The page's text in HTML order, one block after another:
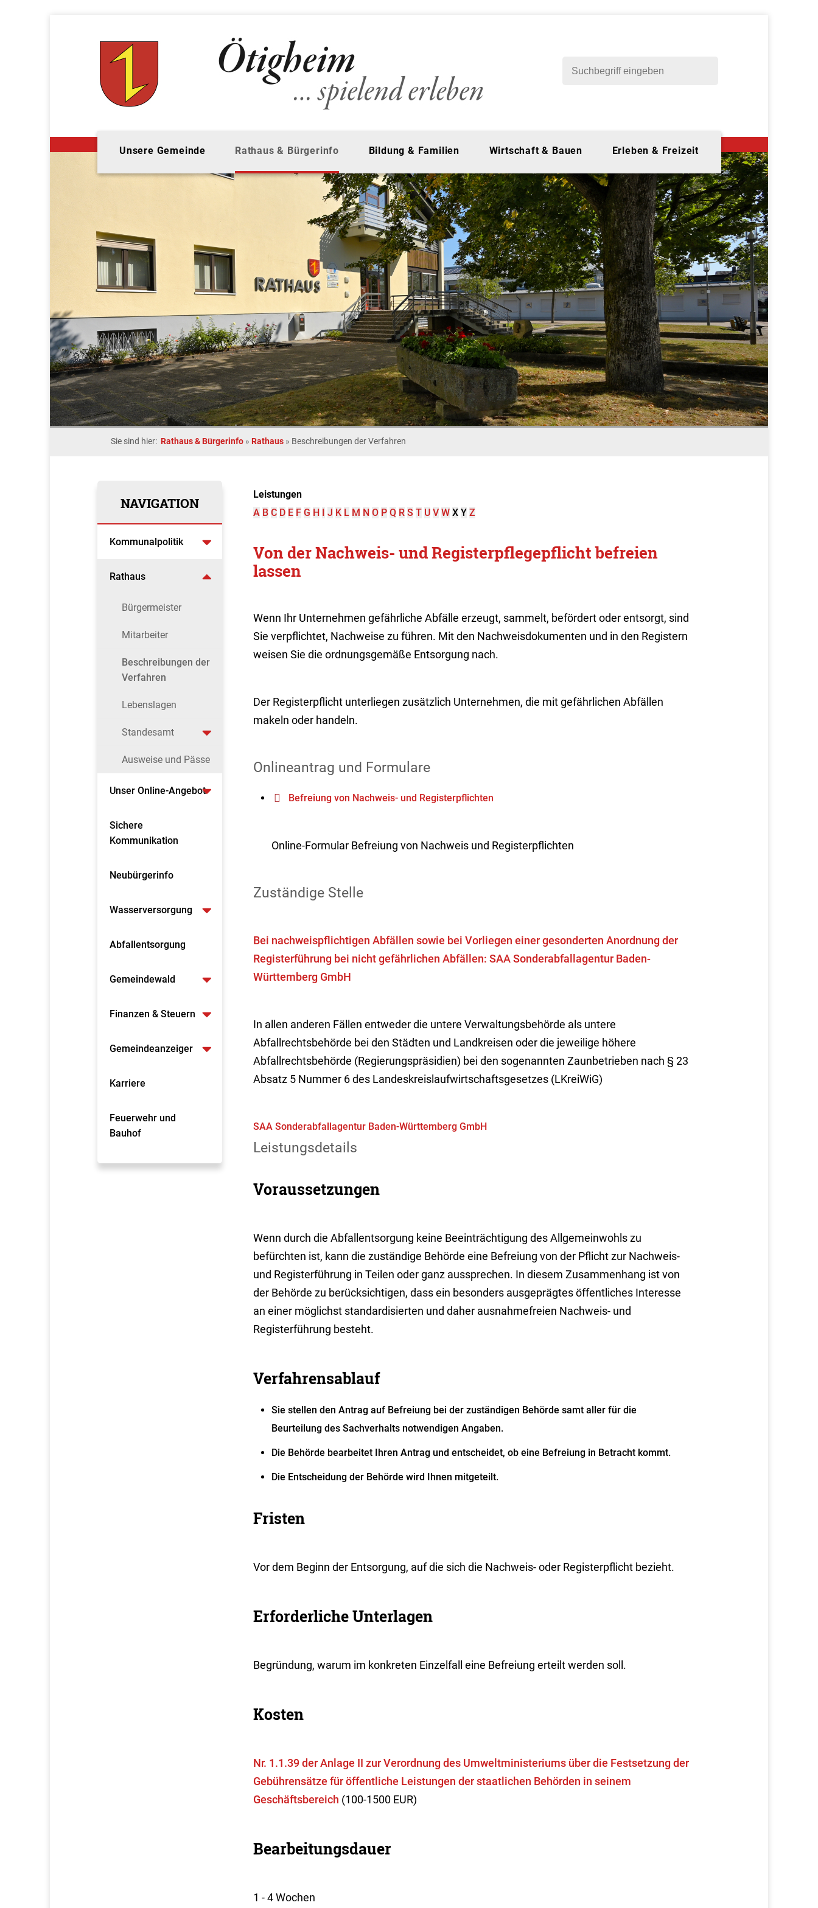
Unsere Gemeinde Rathaus & Bürgerinfo Bildung & Familien Wirtschaft & Bauen Erleben & Freizeit
Sie sind hier: Rathaus & Bürgerinfo » Rathaus » Beschreibungen der Verfahren
NAVIGATION
Kommunalpolitik
Rathaus
Bürgermeister
Mitarbeiter
Beschreibungen der
Verfahren
Lebenslagen
Standesamt
Ausweise und Pässe
Unser Online-Angebot
Sichere
Kommunikation
Neubürgerinfo
Wasserversorgung
Abfallentsorgung
Gemeindewald
Finanzen & Steuern
Gemeindeanzeiger
Karriere
Feuerwehr und
Bauhof
Leistungen
A B C D E F G H I J K L M N O P Q R S T U V W X Y Z
Von der Nachweis- und Registerpflegepflicht befreien
lassen
Wenn Ihr Unternehmen gefährliche Abfälle erzeugt, sammelt, befördert oder entsorgt, sind
Sie verpflichtet, Nachweise zu führen. Mit den Nachweisdokumenten und in den Registern
weisen Sie die ordnungsgemäße Entsorgung nach.
Der Registerpflicht unterliegen zusätzlich Unternehmen, die mit gefährlichen Abfällen
makeln oder handeln.
Onlineantrag und Formulare
Befreiung von Nachweis- und Registerpflichten
Online-Formular Befreiung von Nachweis und Registerpflichten
Zuständige Stelle
Bei nachweispflichtigen Abfällen sowie bei Vorliegen einer gesonderten Anordnung der
Registerführung bei nicht gefährlichen Abfällen: SAA Sonderabfallagentur Baden-
Württemberg GmbH
In allen anderen Fällen entweder die untere Verwaltungsbehörde als untere
Abfallrechtsbehörde bei den Städten und Landkreisen oder die jeweilige höhere
Abfallrechtsbehörde (Regierungspräsidien) bei den sogenannten Zaunbetrieben nach § 23
Absatz 5 Nummer 6 des Landeskreislaufwirtschaftsgesetzes (LKreiWiG)
SAA Sonderabfallagentur Baden-Württemberg GmbH
Leistungsdetails
Voraussetzungen
Wenn durch die Abfallentsorgung keine Beeinträchtigung des Allgemeinwohls zu
befürchten ist, kann die zuständige Behörde eine Befreiung von der Pflicht zur Nachweis-
und Registerführung in Teilen oder ganz aussprechen. In diesem Zusammenhang ist von
der Behörde zu berücksichtigen, dass ein besonders ausgeprägtes öffentliches Interesse
an einer möglichst standardisierten und daher ausnahmefreien Nachweis- und
Registerführung besteht.
Verfahrensablauf
Sie stellen den Antrag auf Befreiung bei der zuständigen Behörde samt aller für die
Beurteilung des Sachverhalts notwendigen Angaben.
Die Behörde bearbeitet Ihren Antrag und entscheidet, ob eine Befreiung in Betracht kommt.
Die Entscheidung der Behörde wird Ihnen mitgeteilt.
Fristen
Vor dem Beginn der Entsorgung, auf die sich die Nachweis- oder Registerpflicht bezieht.
Erforderliche Unterlagen
Begründung, warum im konkreten Einzelfall eine Befreiung erteilt werden soll.
Kosten
Nr. 1.1.39 der Anlage II zur Verordnung des Umweltministeriums über die Festsetzung der
Gebührensätze für öffentliche Leistungen der staatlichen Behörden in seinem
Geschäftsbereich (100-1500 EUR)
Bearbeitungsdauer
1 - 4 Wochen